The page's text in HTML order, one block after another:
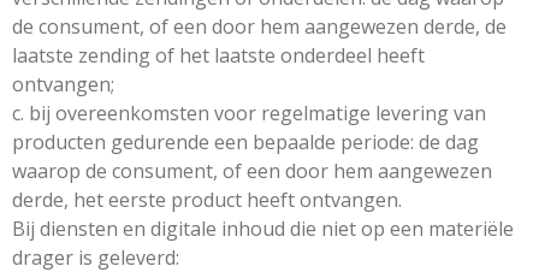
de consument, of een door hem aangewezen derde, de
laatste zending of het laatste onderdeel heeft
ontvangen;
c. bij overeenkomsten voor regelmatige levering van
producten gedurende een bepaalde periode: de dag
waarop de consument, of een door hem aangewezen
derde, het eerste product heeft ontvangen.
Bij diensten en digitale inhoud die niet op een materiële
drager is geleverd: